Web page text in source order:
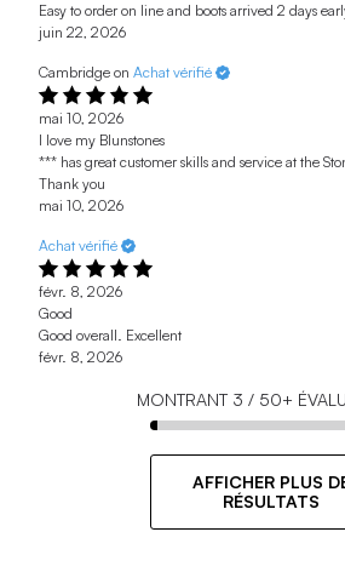
Easy to order on line and boots arrived 2 days
juin 22, 2026
Cambridge on Achat vérifié
mai 10, 2026
I love my Blunstones
*** has great customer skills and service at the
Thank you
mai 10, 2026
Achat vérifié
févr. 8, 2026
Good
Good overall. Excellent
févr. 8, 2026
MONTRANT 3 / 50+
AFFICHER PLUS
RÉSULTATS